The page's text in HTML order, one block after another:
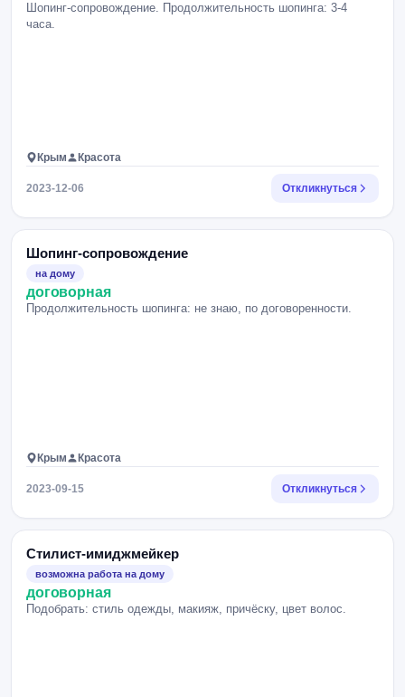
Шопинг-сопровождение. Продолжительность шопинга: 3-4
часа.
Крым Красота
2023-12-06 Откликнуться
Шопинг-сопровождение
на дому
договорная
Продолжительность шопинга: не знаю, по договоренности.
Крым Красота
2023-09-15 Откликнуться
Стилист-имиджмейкер
возможна работа на дому
договорная
Подобрать: стиль одежды, макияж, причёску, цвет волос.